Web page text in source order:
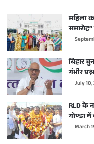
महिला
बिहार
गंभीर
July 10,
RLD के
गोण्डा
March